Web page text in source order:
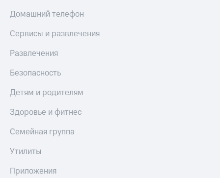
Домашний телефон
Сервисы и развлечения
Развлечения
Безопасность
Детям и родителям
Здоровье и фитнес
Семейная группа
Утилиты
Приложения